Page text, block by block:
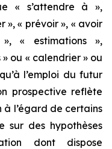
« s’attendre à »,
», « prévoir », « avoir
« estimations »,
» ou « calendrier » ou
l’emploi du futur
prospective reflète
à l’égard de certains
sur des hypothèses
dont dispose